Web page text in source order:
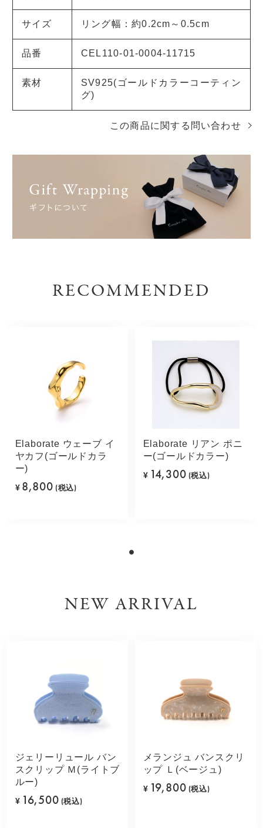
サイズ リング幅：約0.2cm～0.5cm
品番 CEL110-01-0004-11715
素材
SV925(ゴールドカラーコーティン
グ)
この商品に関する問い合わせ
RECOMMENDED
Elaborate ウェーブ イ
ヤカフ(ゴールドカラ
ー)
¥ 8,800 (税込)
Elaborate リアン ポニ
ー(ゴールドカラー)
¥ 14,300 (税込)
NEW ARRIVAL
ジェリーリュール バン
スクリップ Ｍ(ライトブ
ルー)
¥ 16,500 (税込)
メランジュ バンスクリ
ップ Ｌ(ベージュ)
¥ 19,800 (税込)